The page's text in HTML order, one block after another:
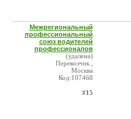
Межрегиональный
профессиональный
союз водителей
профессионалов
(удалена)
Перевозчик ,
Москва
Код:107468
#15